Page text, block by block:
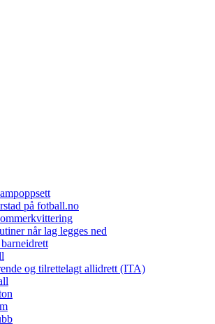
på fotball.no
når lag legges ned
og tilrettelagt allidrett (ITA)